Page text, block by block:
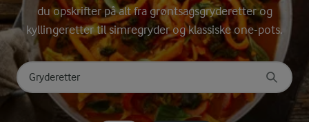
du opskrifter på alt fra grøntsagsgryderetter og
kyllingeretter til simregryder og klassiske one-pots.
Søg på kategori
Indtast søgeord for at søge